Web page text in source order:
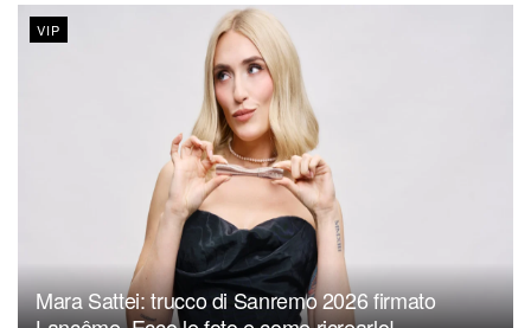
VIP
Mara Sattei: trucco di Sanremo 2026 firmato